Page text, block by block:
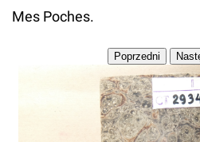
Mes Poches.